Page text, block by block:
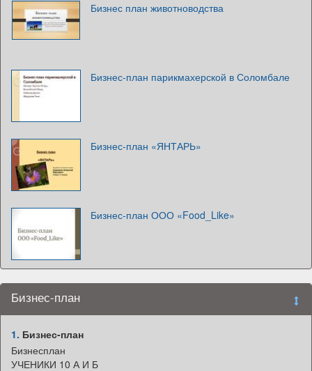
Бизнес план животноводства
Бизнес-план парикмахерской в Соломбале
Бизнес-план «ЯНТАРЬ»
Бизнес-план ООО «Food_Like»
Бизнес-план
1. Бизнес-план
Бизнесплан
УЧЕНИКИ 10 А И Б